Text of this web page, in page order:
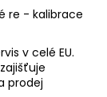
re - kalibrace
v celé EU.
prodej